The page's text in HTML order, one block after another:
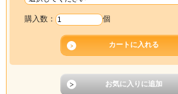
購入数： 個